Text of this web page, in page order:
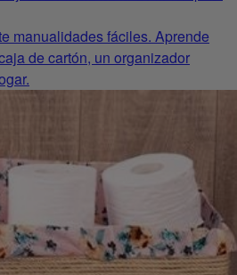
manualidades fáciles. Aprende
de cartón, un organizador